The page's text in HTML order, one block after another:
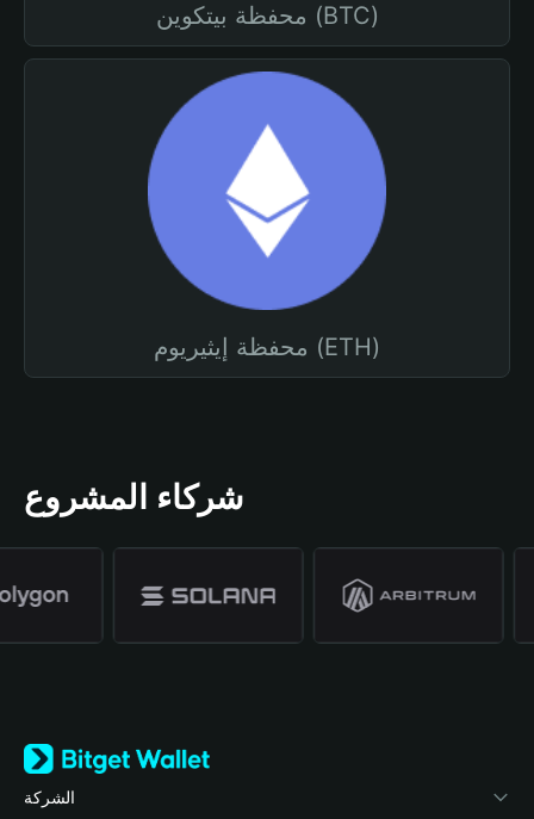
محفظة بيتكوين (BTC)
محفظة إيثيريوم (ETH)
شركاء المشروع
الشركة